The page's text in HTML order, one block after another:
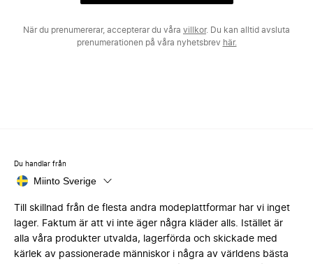
När du prenumererar, accepterar du våra villkor. Du kan alltid avsluta
prenumerationen på våra nyhetsbrev här.
Du handlar från
Miinto Sverige
Till skillnad från de flesta andra modeplattformar har vi inget
lager. Faktum är att vi inte äger några kläder alls. Istället är
alla våra produkter utvalda, lagerförda och skickade med
kärlek av passionerade människor i några av världens bästa